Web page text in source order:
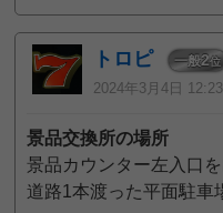
トロピ 一般2位
2024年3月4日
景品交換所の場所
景品カウンター左入口
道路1本渡った平面駐車